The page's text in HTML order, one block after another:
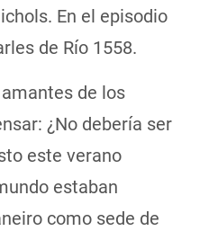
En el episodio
de Río 1558.
de los
¿No debería ser
este verano
estaban
como sede de